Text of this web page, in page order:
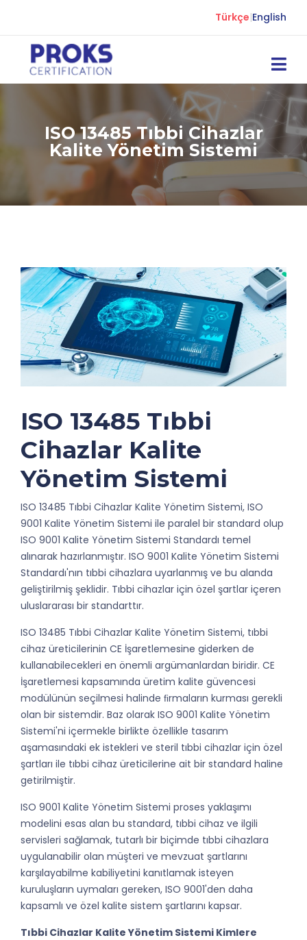
Türkçe|English
ISO 13485 Tıbbi Cihazlar
Kalite Yönetim Sistemi
ISO 13485 Tıbbi
Cihazlar Kalite
Yönetim Sistemi
ISO 13485 Tıbbi Cihazlar Kalite Yönetim Sistemi, ISO
9001 Kalite Yönetim Sistemi ile paralel bir standard olup
ISO 9001 Kalite Yönetim Sistemi Standardı temel
alınarak hazırlanmıştır. ISO 9001 Kalite Yönetim Sistemi
Standardı'nın tıbbi cihazlara uyarlanmış ve bu alanda
geliştirilmiş şeklidir. Tıbbi cihazlar için özel şartlar içeren
uluslararası bir standarttır.
ISO 13485 Tıbbi Cihazlar Kalite Yönetim Sistemi, tıbbi
cihaz üreticilerinin CE İşaretlemesine giderken de
kullanabilecekleri en önemli argümanlardan biridir. CE
İşaretlemesi kapsamında üretim kalite güvencesi
modülünün seçilmesi halinde ﬁrmaların kurması gerekli
olan bir sistemdir. Baz olarak ISO 9001 Kalite Yönetim
Sistemi'ni içermekle birlikte özellikle tasarım
aşamasındaki ek istekleri ve steril tıbbi cihazlar için özel
şartları ile tıbbi cihaz üreticilerine ait bir standard haline
getirilmiştir.
ISO 9001 Kalite Yönetim Sistemi proses yaklaşımı
modelini esas alan bu standard, tıbbi cihaz ve ilgili
servisleri sağlamak, tutarlı bir biçimde tıbbi cihazlara
uygulanabilir olan müşteri ve mevzuat şartlarını
karşılayabilme kabiliyetini kanıtlamak isteyen
kuruluşların uymaları gereken, ISO 9001'den daha
kapsamlı ve özel kalite sistem şartlarını kapsar.
Tıbbi Cihazlar Kalite Yönetim Sistemi Kimlere